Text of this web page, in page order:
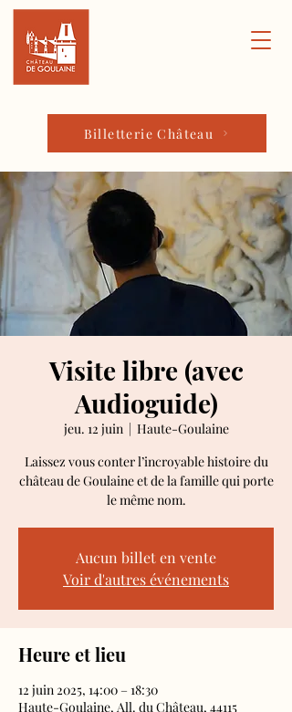
Billetterie Château
Visite libre (avec
Audioguide)
jeu. 12 juin
  |
Haute-Goulaine
Laissez vous conter l’incroyable histoire du
château de Goulaine et de la famille qui porte
le même nom.
Aucun billet en vente
Voir d'autres événements
Heure et lieu
12 juin 2025, 14:00 – 18:30
Haute-Goulaine, All. du Château, 44115